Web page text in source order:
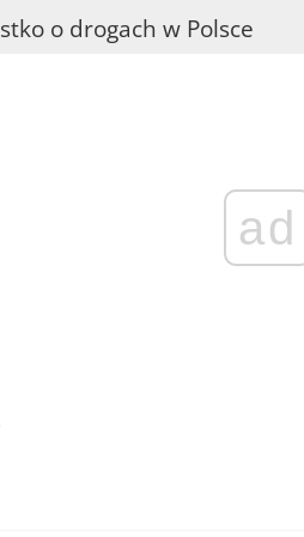
o drogach w Polsce
ad